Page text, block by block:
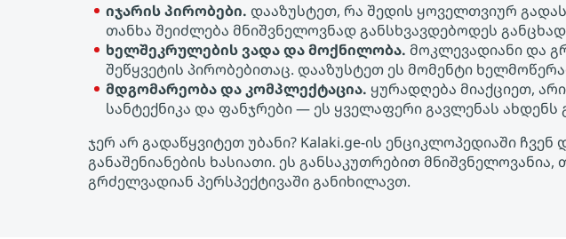
იჯარის პირობები. დააზუსტეთ, რა შედის ყოველთვიურ
თანხა შეიძლება მნიშვნელოვნად განსხვავდებოდეს
ხელშეკრულების ვადა და მოქნილობა. მოკლევადიანი და
შეწყვეტის პირობებითაც. დააზუსტეთ ეს მომენტი
მდგომარეობა და კომპლექტაცია. ყურადღება მიაქციეთ,
სანტექნიკა და ფანჯრები — ეს ყველაფერი გავლენას
ჯერ არ გადაწყვიტეთ უბანი? Kalaki.ge-ის ენციკლოპედიაში
განაშენიანების ხასიათი. ეს განსაკუთრებით
გრძელვადიან პერსპექტივაში განიხილავთ.